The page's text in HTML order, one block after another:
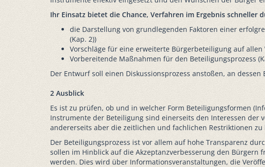
Ihr Einsatz bietet die Chance, Verfahren im Ergebnis
die Darstellung von grundlegenden Faktoren einer
(Kap. 2))
Vorschläge für eine erweiterte Bürgerbeteiligung auf allen
Vorbereitende Maßnahmen für den Beteiligungsprozess
Der Entwurf soll einen Diskussionsprozess anstoßen, an
2 Ausblick
Es ist zu prüfen, ob und in welcher Form Beteiligungsformen
Instrumente der Beteiligung sind einerseits den Interessen der
andererseits aber die zeitlichen und fachlichen Restriktionen zu
Der Beteiligungsprozess ist vor allem auf hohe Transparenz
sollen im Hinblick auf die Akzeptanzverbesserung den
werden. Dies wird über Informationsveranstaltungen, die